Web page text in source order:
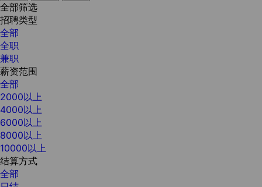
全部筛选
招聘类型
全部
全职
兼职
薪资范围
全部
2000以上
4000以上
6000以上
8000以上
10000以上
结算方式
全部